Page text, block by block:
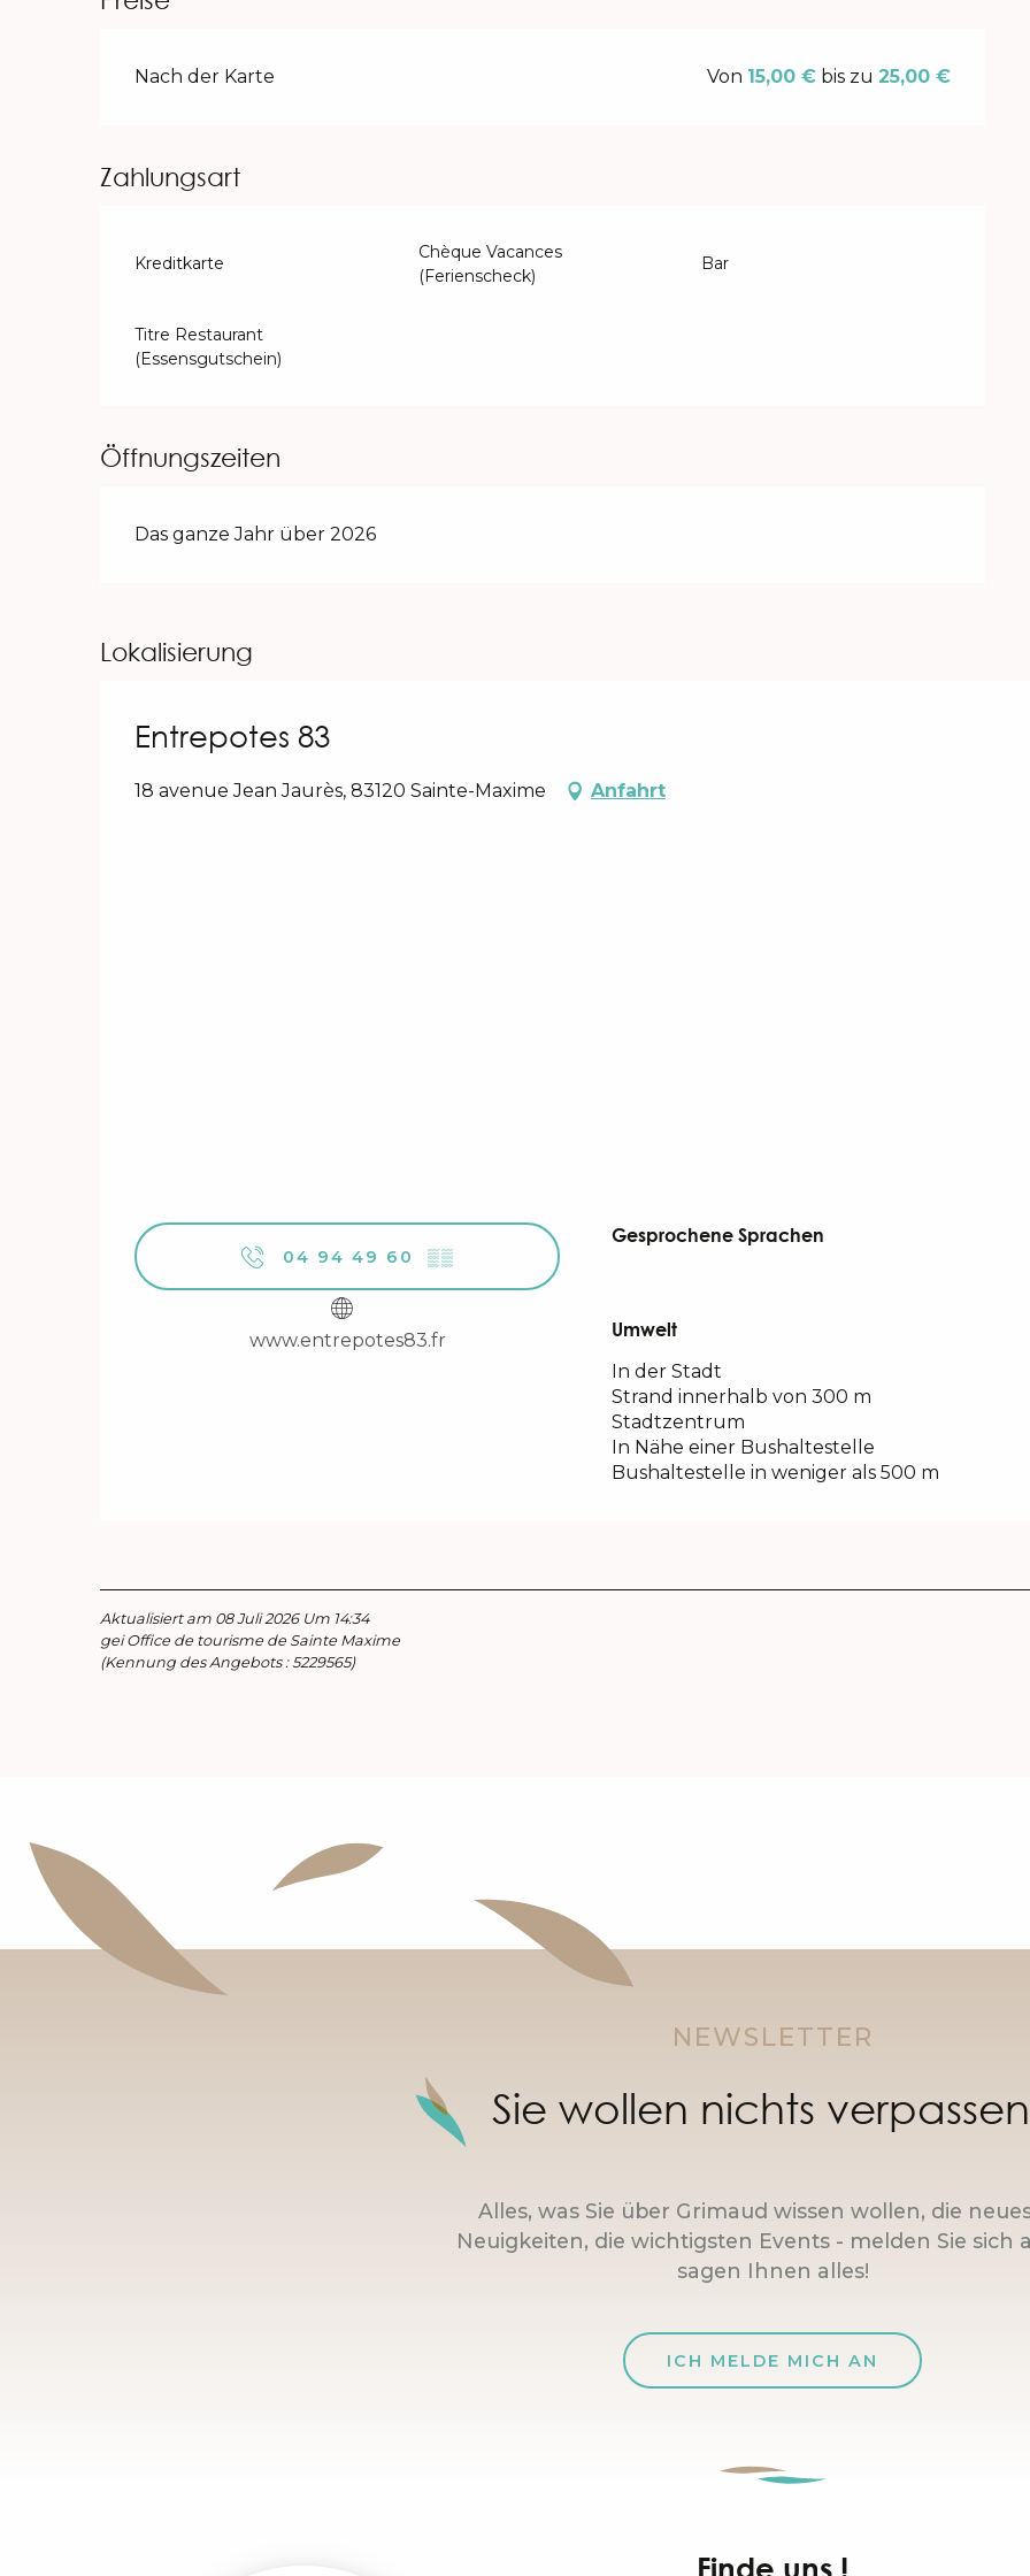
Preise 2026
Nach der Karte Von 15,00 € bis zu 25,00 €
Zahlungsart
Kreditkarte
Chèque Vacances
(Ferienscheck)
Bar
Titre Restaurant
(Essensgutschein)
Öffnungszeiten
Das ganze Jahr über 2026
Lokalisierung
Entrepotes 83
18 avenue Jean Jaurès, 83120 Sainte-Maxime Anfahrt
04 94 49 60 ▒▒
www.entrepotes83.fr
Gesprochene Sprachen
Gesprochene Sprachen
Umwelt
Umwelt
In der Stadt
Strand innerhalb von 300 m
Stadtzentrum
In Nähe einer Bushaltestelle
Bushaltestelle in weniger als 500 m
Aktualisiert am 08 Juli 2026 Um 14:34
gei Office de tourisme de Sainte Maxime
(Kennung des Angebots :5229565)
NEWSLETTER
Sie wollen nichts
Alles, was Sie über Grimaud wissen wollen, die
Neuigkeiten, die wichtigsten Events - melden Sie sich
sagen Ihnen alles!
ICH MELDE MICH AN
Finde uns !